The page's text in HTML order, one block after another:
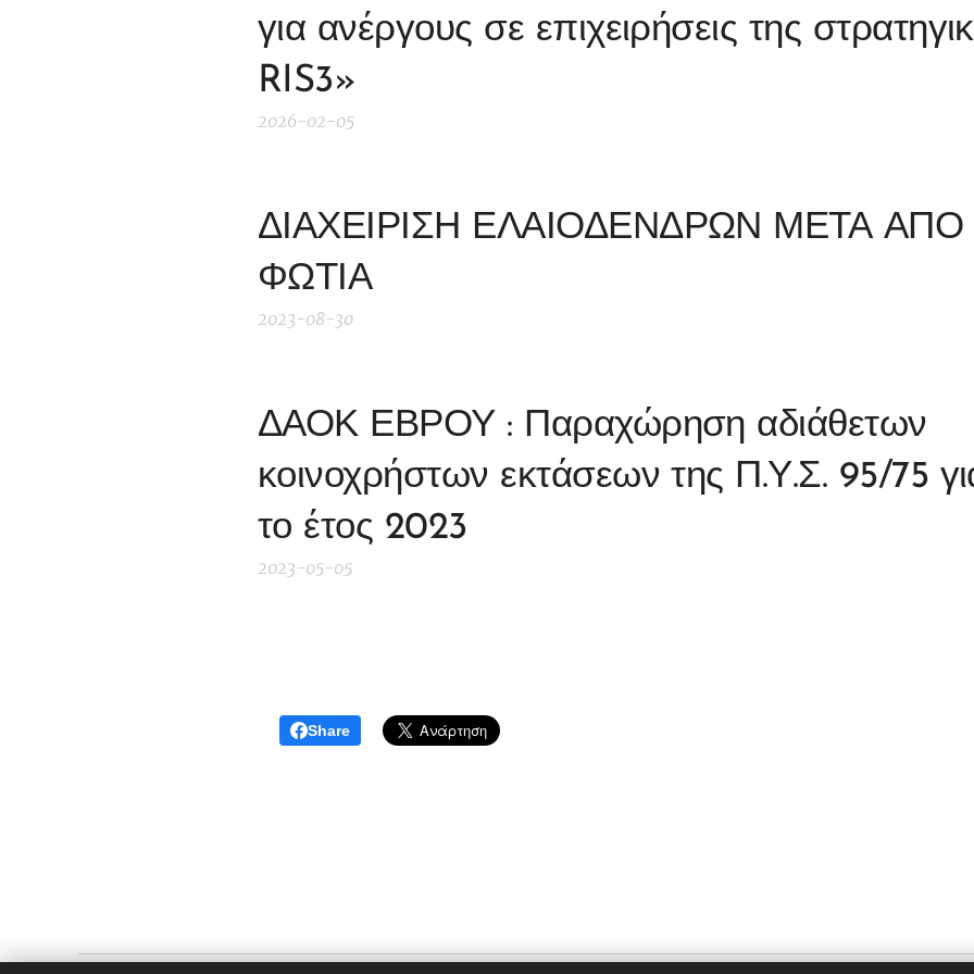
για ανέργους σε επιχειρήσεις της
RIS3»
2026-02-05
ΔΙΑΧΕΙΡΙΣΗ ΕΛΑΙΟΔΕΝΔΡΩΝ ΜΕΤΑ ΑΠΟ
ΦΩΤΙΑ
2023-08-30
ΔΑΟΚ ΕΒΡΟΥ : Παραχώρηση αδιάθετων
κοινοχρήστων εκτάσεων της Π.Υ.Σ. 95/75
το έτος 2023
2023-05-05
Share